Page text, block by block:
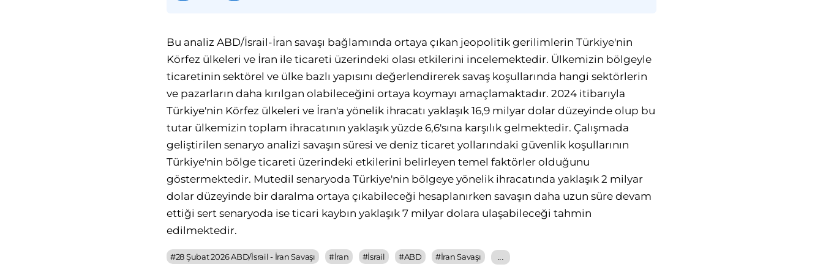
Bu analiz ABD/İsrail-İran savaşı bağlamında ortaya çıkan jeopolitik gerilimlerin Türkiye'nin
Körfez ülkeleri ve İran ile ticareti üzerindeki olası etkilerini incelemektedir. Ülkemizin bölgeyle
ticaretinin sektörel ve ülke bazlı yapısını değerlendirerek savaş koşullarında hangi sektörlerin
ve pazarların daha kırılgan olabileceğini ortaya koymayı amaçlamaktadır. 2024 itibarıyla
Türkiye'nin Körfez ülkeleri ve İran'a yönelik ihracatı yaklaşık 16,9 milyar dolar düzeyinde olup bu
tutar ülkemizin toplam ihracatının yaklaşık yüzde 6,6'sına karşılık gelmektedir. Çalışmada
geliştirilen senaryo analizi savaşın süresi ve deniz ticaret yollarındaki güvenlik koşullarının
Türkiye'nin bölge ticareti üzerindeki etkilerini belirleyen temel faktörler olduğunu
göstermektedir. Mutedil senaryoda Türkiye'nin bölgeye yönelik ihracatında yaklaşık 2 milyar
dolar düzeyinde bir daralma ortaya çıkabileceği hesaplanırken savaşın daha uzun süre devam
ettiği sert senaryoda ise ticari kaybın yaklaşık 7 milyar dolara ulaşabileceği tahmin
edilmektedir.
#28 Şubat 2026 ABD/İsrail - İran Savaşı #İran #İsrail #ABD #İran Savaşı ...